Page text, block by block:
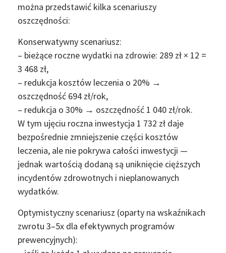
można przedstawić kilka scenariuszy
oszczędności:
Konserwatywny scenariusz:
– bieżące roczne wydatki na zdrowie: 289 zł × 12 =
3 468 zł,
– redukcja kosztów leczenia o 20% →
oszczędność 694 zł/rok,
– redukcja o 30% → oszczędność 1 040 zł/rok.
W tym ujęciu roczna inwestycja 1 732 zł daje
bezpośrednie zmniejszenie części kosztów
leczenia, ale nie pokrywa całości inwestycji —
jednak wartością dodaną są uniknięcie cięższych
incydentów zdrowotnych i nieplanowanych
wydatków.
Optymistyczny scenariusz (oparty na wskaźnikach
zwrotu 3–5x dla efektywnych programów
prewencyjnych):